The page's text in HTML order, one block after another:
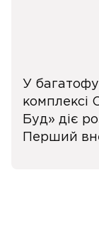
У
комплексі
Буд» діє
Перший